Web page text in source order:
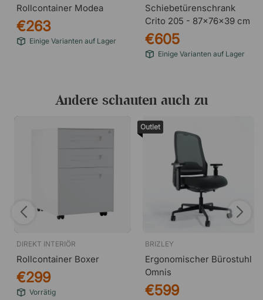
Rollcontainer Modea
€263
Einige Varianten auf Lager
Schiebetürenschrank
Crito 205 - 87x76x39 cm
€605
Einige Varianten auf Lager
Andere schauten auch zu
DIREKT INTERIÖR
Rollcontainer Boxer
€299
Vorrätig
Outlet
BRIZLEY
Ergonomischer Bürostuhl
Omnis
€599